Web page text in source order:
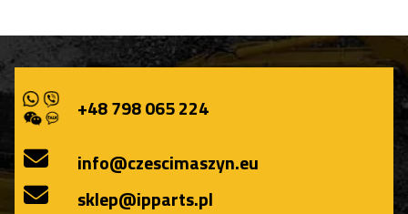
+48 798 065 224
info@czescimaszyn.eu
sklep@ipparts.pl